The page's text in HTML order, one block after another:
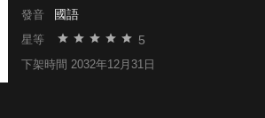
發音 國語
星等 5
下架時間 2032年12月31日